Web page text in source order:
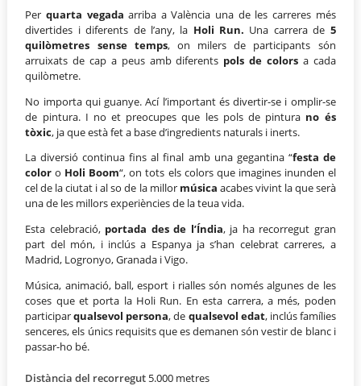
Per quarta vegada arriba a València una de les carreres més
divertides i diferents de l’any, la Holi Run. Una carrera de 5
quilòmetres sense temps, on milers de participants són
arruixats de cap a peus amb diferents pols de colorsa cada
quilòmetre.
No importa qui guanye. Ací l’important és divertir-se i omplir-se
de pintura. I no et preocupes que les pols de pintura no és
tòxic, ja que està fet a base d’ingredients naturals i inerts.
La diversió continua fins al final amb una gegantina “festa de
color o Holi Boom“, on tots els colors que imagines inunden el
cel de la ciutat i al so de la millor música acabes vivint la que serà
una de les millors experiències de la teua vida.
Esta celebració, portada des de l’Índia, ja ha recorregut gran
part del món, i inclús a Espanya ja s’han celebrat carreres, a
Madrid, Logronyo, Granada i Vigo.
Música, animació, ball, esport i rialles són només algunes de les
coses que et porta la Holi Run. En esta carrera, a més, poden
participarqualsevol persona, de qualsevol edat, inclús famílies
senceres, els únics requisits que es demanen són vestir de blanc i
passar-ho bé.
Distància del recorregut 5.000 metres